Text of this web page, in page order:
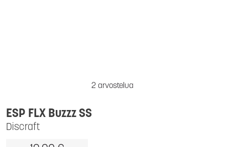
2 arvostelua
Discraft
ESP FLX Buzzz SS